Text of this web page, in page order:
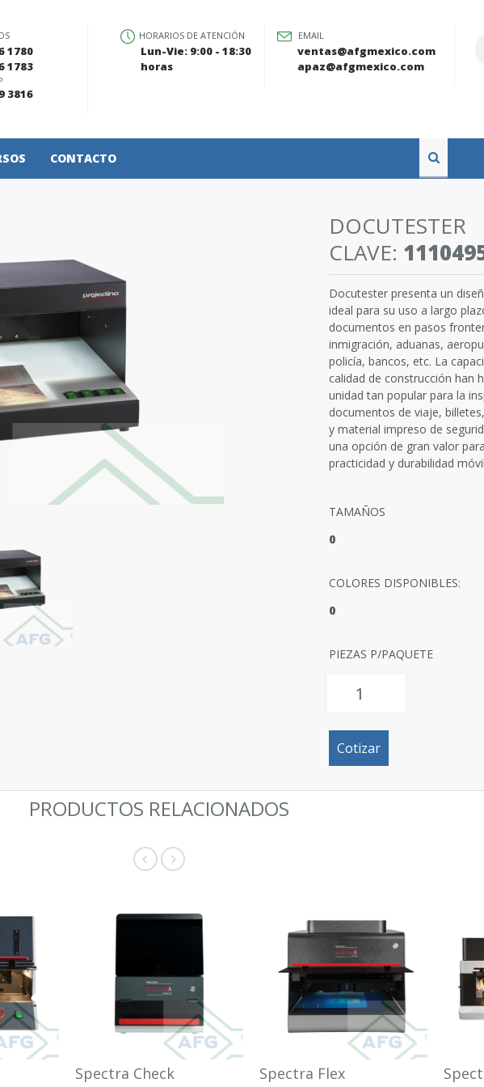
1780
1783
3816
HORARIOS DE ATENCIÓN
Lun-Vie: 9:00 - 18:30
horas
EMAIL
ventas@afgmexico.com
apaz@afgmexico.com
CONTACTO
DOCUTESTER
CLAVE:
Docutester presenta un
ideal para su uso a largo
documentos en pasos
inmigración, aduanas,
policía, bancos, etc. La
calidad de construcción han
unidad tan popular para la
documentos de viaje,
y material impreso de
una opción de gran valor
practicidad y durabilidad
TAMAÑOS
0
COLORES DISPONIBLES:
0
PIEZAS P/PAQUETE
Cotizar
PRODUCTOS RELACIONADOS
Spectra Check Spectra Flex